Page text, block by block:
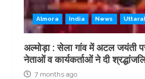
Almora India News
अल्मोड़ा : सेला गांव में अटल जयंती
नेताओं व कार्यकर्ताओं ने दी
7 months ago